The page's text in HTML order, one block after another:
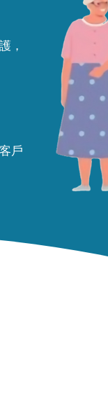
，
戶